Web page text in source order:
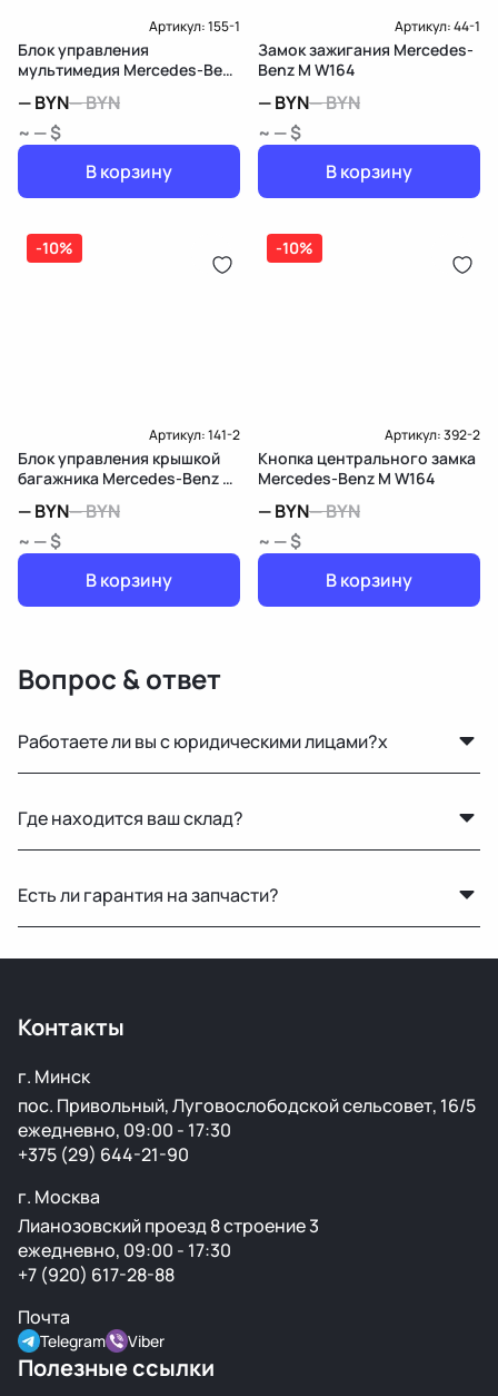
Артикул:155-1
Блок управления
мультимедия Mercedes-Benz
—BYN—BYN
~ — $
В корзину
Артикул:44-1
Замок зажигания Mercedes-
Benz M W164
—BYN—BYN
~ — $
В корзину
-10%
Артикул:141-2
Блок управления крышкой
багажника Mercedes-Benz M
—BYN—BYN
~ — $
В корзину
-10%
Артикул:392-2
Кнопка центрального замка
Mercedes-Benz M W164
—BYN—BYN
~ — $
В корзину
Вопрос & ответ
Работаете ли вы с юридическими лицами?x
работаем по безналичному расчёту.
Где находится ваш склад?
есть склад в России для ускоренной доставки по РФ.
Есть ли гарантия на запчасти?
Контакты
г. Минск
пос. Привольный, Луговослободской сельсовет, 16/5
ежедневно, 09:00 - 17:30
+375 (29) 644-21-90
г. Москва
Лианозовский проезд 8 строение 3
ежедневно, 09:00 - 17:30
+7 (920) 617-28-88
Почта
Telegram Viber
Полезные ссылки